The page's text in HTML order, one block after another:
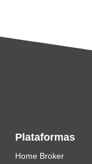
Plataformas
Home Broker